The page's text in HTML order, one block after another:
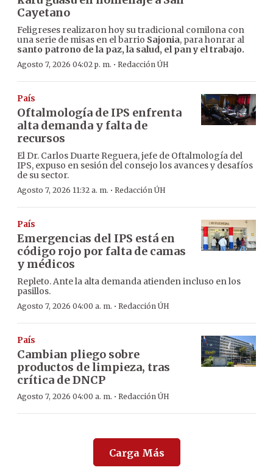
Cayetano
Feligreses realizaron hoy su tradicional comilona con
una serie de misas en el barrio Sajonia, para honrar al
santo patrono de la paz, la salud, el pan y el trabajo.
Agosto 7, 2026 04:02 p. m. · Redacción ÚH
País
Oftalmología de IPS enfrenta
alta demanda y falta de
recursos
El Dr. Carlos Duarte Reguera, jefe de Oftalmología del
IPS, expuso en sesión del consejo los avances y desafíos
de su sector.
Agosto 7, 2026 11:32 a. m. · Redacción ÚH
País
Emergencias del IPS está en
código rojo por falta de camas
y médicos
Repleto. Ante la alta demanda atienden incluso en los
pasillos.
Agosto 7, 2026 04:00 a. m. · Redacción ÚH
País
Cambian pliego sobre
productos de limpieza, tras
crítica de DNCP
Agosto 7, 2026 04:00 a. m. · Redacción ÚH
Carga Más